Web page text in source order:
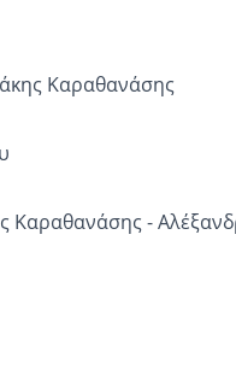
Καραθανάσης
Καραθανάσης -